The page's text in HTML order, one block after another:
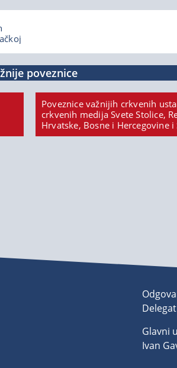
poveznice
Poveznice važnijih crkvenih
crkvenih medija Svete Stolice,
Hrvatske, Bosne i Hercegovine i
Glavni
Ivan